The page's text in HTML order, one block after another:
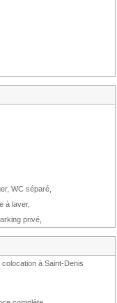
WC séparé,
à laver,
privé,
à Saint-Denis